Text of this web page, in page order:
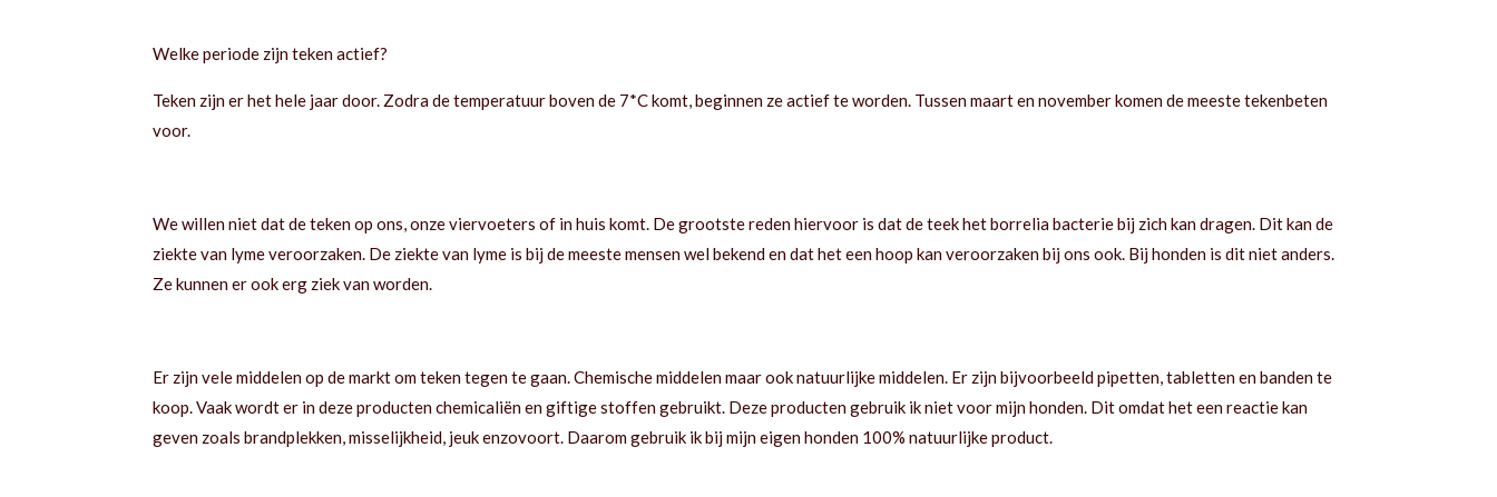
Welke periode zijn teken actief?
Teken zijn er het hele jaar door. Zodra de temperatuur boven de 7*C komt, beginnen ze actief te worden. Tussen maart en november komen de meeste tekenbeten
voor.
We willen niet dat de teken op ons, onze viervoeters of in huis komt. De grootste reden hiervoor is dat de teek het borrelia bacterie bij zich kan dragen. Dit kan de
ziekte van lyme veroorzaken. De ziekte van lyme is bij de meeste mensen wel bekend en dat het een hoop kan veroorzaken bij ons ook. Bij honden is dit niet anders.
Ze kunnen er ook erg ziek van worden.
Er zijn vele middelen op de markt om teken tegen te gaan. Chemische middelen maar ook natuurlijke middelen. Er zijn bijvoorbeeld pipetten, tabletten en banden te
koop. Vaak wordt er in deze producten chemicaliën en giftige stoffen gebruikt. Deze producten gebruik ik niet voor mijn honden. Dit omdat het een reactie kan
geven zoals brandplekken, misselijkheid, jeuk enzovoort. Daarom gebruik ik bij mijn eigen honden 100% natuurlijke product.